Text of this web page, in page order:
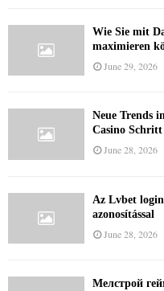
Wie Sie mit
maximieren
June 29, 2026
Neue Trends
Casino
June 28, 2026
Az Lvbet login
azonosítással
June 28, 2026
Мелстрой